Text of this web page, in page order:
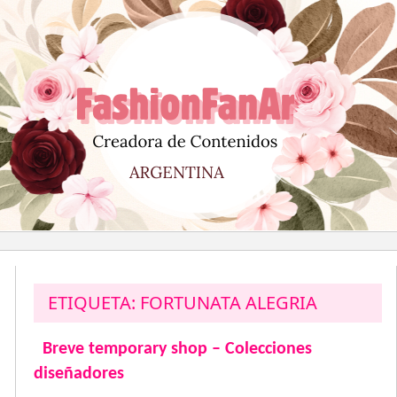
al
contenido
ETIQUETA: FORTUNATA ALEGRIA
Breve temporary shop – Colecciones
diseñadores